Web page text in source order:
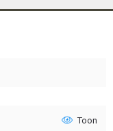
Toon